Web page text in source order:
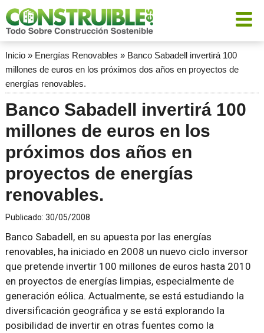
Inicio» Energías Renovables » Banco Sabadell invertirá 100
millones de euros en los próximos dos años en proyectos de
energías renovables.
Banco Sabadell invertirá 100
millones de euros en los
próximos dos años en
proyectos de energías
renovables.
Publicado: 30/05/2008
Banco Sabadell, en su apuesta por las energías
renovables, ha iniciado en 2008 un nuevo ciclo inversor
que pretende invertir 100 millones de euros hasta 2010
en proyectos de energías limpias, especialmente de
generación eólica. Actualmente, se está estudiando la
diversificación geográfica y se está explorando la
posibilidad de invertir en otras fuentes como la